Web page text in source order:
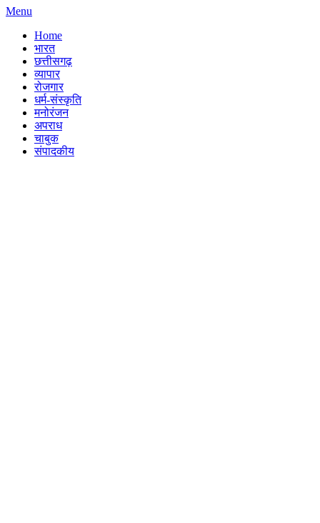
Menu
Home
भारत
छत्तीसगढ़
व्यापार
रोजगार
धर्म-संस्कृति
मनोरंजन
अपराध
चाबुक
संपादकीय